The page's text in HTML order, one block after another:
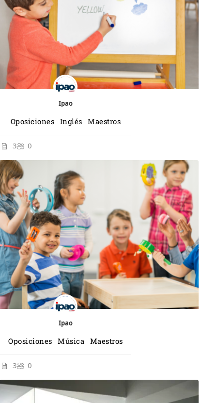
Ipao
Oposiciones Inglés Maestros
3 0
Ipao
Oposiciones Música Maestros
3 0